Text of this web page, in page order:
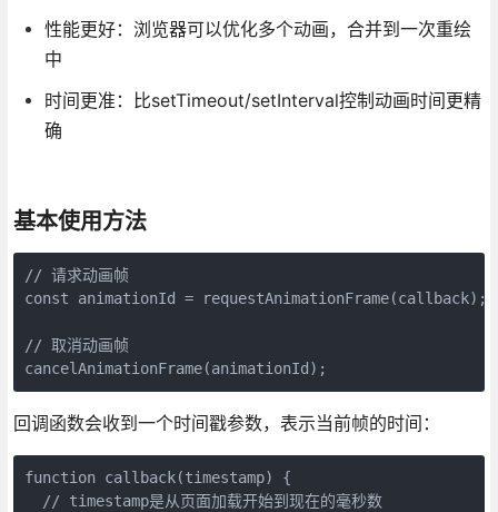
性能更好：浏览器可以优化多个动画，合并到一次重绘
中
时间更准：比setTimeout/setInterval控制动画时间更精
确
基本使用方法
// 请求动画帧
const animationId = requestAnimationFrame(callback);
// 取消动画帧
cancelAnimationFrame(animationId);
回调函数会收到一个时间戳参数，表示当前帧的时间：
function callback(timestamp) {
  // timestamp是从页面加载开始到现在的毫秒数